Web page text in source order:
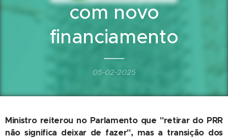
com novo
financiamento
05-02-2025
Ministro reiterou no Parlamento que "retirar do PRR
não significa deixar de fazer", mas a transição dos